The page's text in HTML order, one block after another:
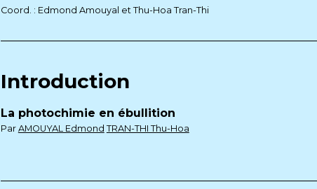
Coord. : Edmond Amouyal et Thu-Hoa Tran-Thi
Introduction
La photochimie en ébullition
Par AMOUYAL Edmond TRAN-THI Thu-Hoa